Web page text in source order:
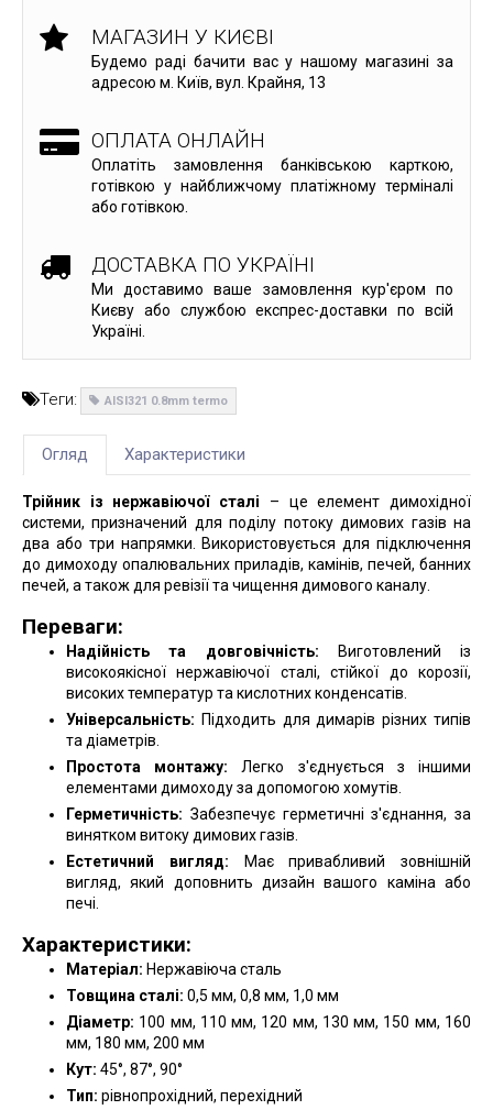
МАГАЗИН У КИЄВІ
Будемо раді бачити вас у нашому магазині за
адресою м. Київ, вул. Крайня, 13
ОПЛАТА ОНЛАЙН
Оплатіть замовлення банківською карткою,
готівкою у найближчому платіжному терміналі
або готівкою.
ДОСТАВКА ПО УКРАЇНІ
Ми доставимо ваше замовлення кур'єром по
Києву або службою експрес-доставки по всій
Україні.
Теги: AISI321 0.8mm termo
Огляд Характеристики
Трійник із нержавіючої сталі – це елемент димохідної
системи, призначений для поділу потоку димових газів на
два або три напрямки. Використовується для підключення
до димоходу опалювальних приладів, камінів, печей, банних
печей, а також для ревізії та чищення димового каналу.
Переваги:
Надійність та довговічність: Виготовлений із
високоякісної нержавіючої сталі, стійкої до корозії,
високих температур та кислотних конденсатів.
Універсальність: Підходить для димарів різних типів
та діаметрів.
Простота монтажу: Легко з'єднується з іншими
елементами димоходу за допомогою хомутів.
Герметичність: Забезпечує герметичні з'єднання, за
винятком витоку димових газів.
Естетичний вигляд: Має привабливий зовнішній
вигляд, який доповнить дизайн вашого каміна або
печі.
Характеристики:
Матеріал: Нержавіюча сталь
Товщина сталі: 0,5 мм, 0,8 мм, 1,0 мм
Діаметр: 100 мм, 110 мм, 120 мм, 130 мм, 150 мм, 160
мм, 180 мм, 200 мм
Кут: 45°, 87°, 90°
Тип: рівнопрохідний, перехідний